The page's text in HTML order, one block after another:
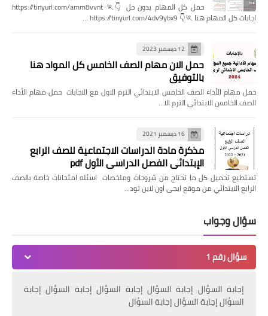
حمل كل المهام بدون حل 👇🏃 https://tinyurl.com/amm8vvnt
اجابات كل المهام هنا 🏃👇 https://tinyurl.com/4dv9ybx9 …
12 ديسمبر 2023
حمل الان مهام الصف الخامس كل المواد هنا
بالتوفيق
حمل مهام الأداء الصف الخامس الابتدائي الترم الاول مع الاجابات حمل مهام الأداء
الصف الخامس الابتدائي الترم الا…
16 ديسمبر 2021
مذكرة مادة الدراسات الاجتماعية للصف الرابع
الإبتدائي الفصل الدراسي الأول pdf
تستطيع تحميل كل ما تحتاج من شروحات وملخصات اسئله امتحانات خاصة بالصف
الرابع الابتدائي من موقع ايجى اون لاين تود…
سؤال وجواب
سؤال رقم 1
إجابة السؤال إجابة السؤال إجابة السؤال إجابة السؤال إجابة
السؤال إجابة السؤال إجابة السؤال